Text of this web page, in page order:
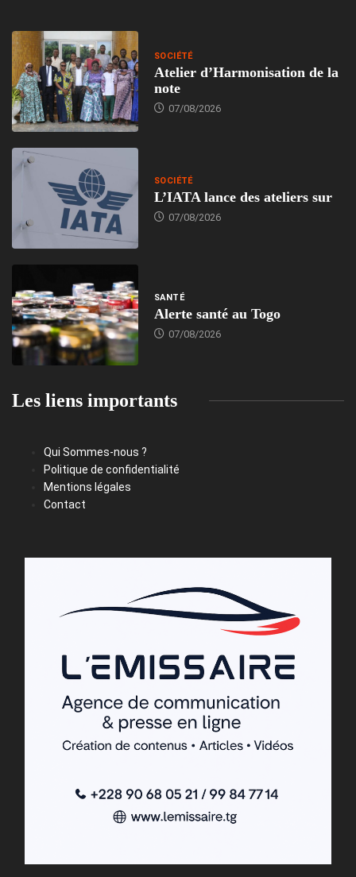
SOCIÉTÉ
Atelier d’Harmonisation de la
note
07/08/2026
SOCIÉTÉ
L’IATA lance des ateliers sur
07/08/2026
SANTÉ
Alerte santé au Togo
07/08/2026
Les liens importants
Qui Sommes-nous ?
Politique de confidentialité
Mentions légales
Contact